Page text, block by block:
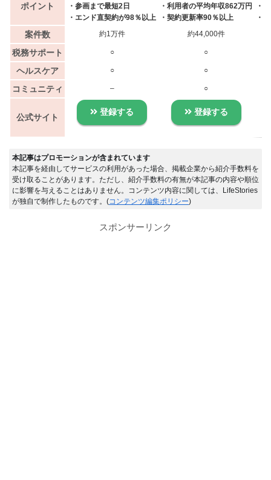
ポイント
・参画まで最短2日
・エンド直契約が98％以上
・利用者の平均年収862万円
・契約更新率90％以上
・
・
案件数 約1万件 約44,000件
税務サポート ○ ○
ヘルスケア ○ ○
コミュニティ – ○
公式サイト
登録する 登録する
本記事はプロモーションが含まれています
本記事を経由してサービスの利用があった場合、掲載企業から紹介手数料を
受け取ることがあります。ただし、紹介手数料の有無が本記事の内容や順位
に影響を与えることはありません。コンテンツ内容に関しては、LifeStories
が独自で制作したものです。(コンテンツ編集ポリシー)
スポンサーリンク